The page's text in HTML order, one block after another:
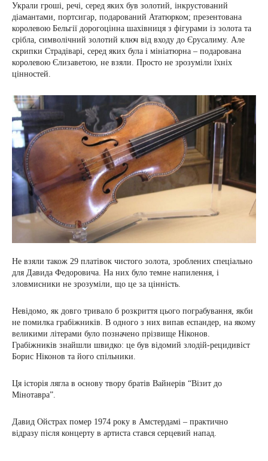
Украли гроші, речі, серед яких був золотий, інкрустований
діамантами, портсигар, подарований Ататюрком; презентована
королевою Бельгії дорогоцінна шахівниця з фігурами із золота та
срібла, символічний золотий ключ від входу до Єрусалиму. Але
скрипки Страдіварі, серед яких була і мініатюрна – подарована
королевою Єлизаветою, не взяли. Просто не зрозуміли їхніх
цінностей.
Не взяли також 29 платівок чистого золота, зроблених спеціально
для Давида Федоровича. На них було темне напилення, і
зловмисники не зрозуміли, що це за цінність.
Невідомо, як довго тривало б розкриття цього пограбування, якби
не помилка грабіжників. В одного з них випав еспандер, на якому
великими літерами було позначено прізвище Ніконов.
Грабіжників знайшли швидко: це був відомий злодій-рецидивіст
Борис Ніконов та його спільники.
Ця історія лягла в основу твору братів Вайнерів “Візит до
Мінотавра”.
Давид Ойстрах помер 1974 року в Амстердамі – практично
відразу після концерту в артиста стався серцевий напад.